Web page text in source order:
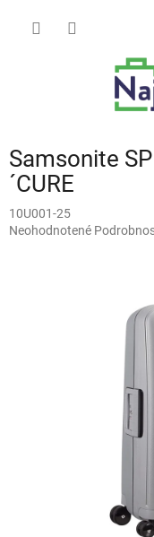
Samsonite
´CURE
10U001-25
Priemerné
Neohodnotené